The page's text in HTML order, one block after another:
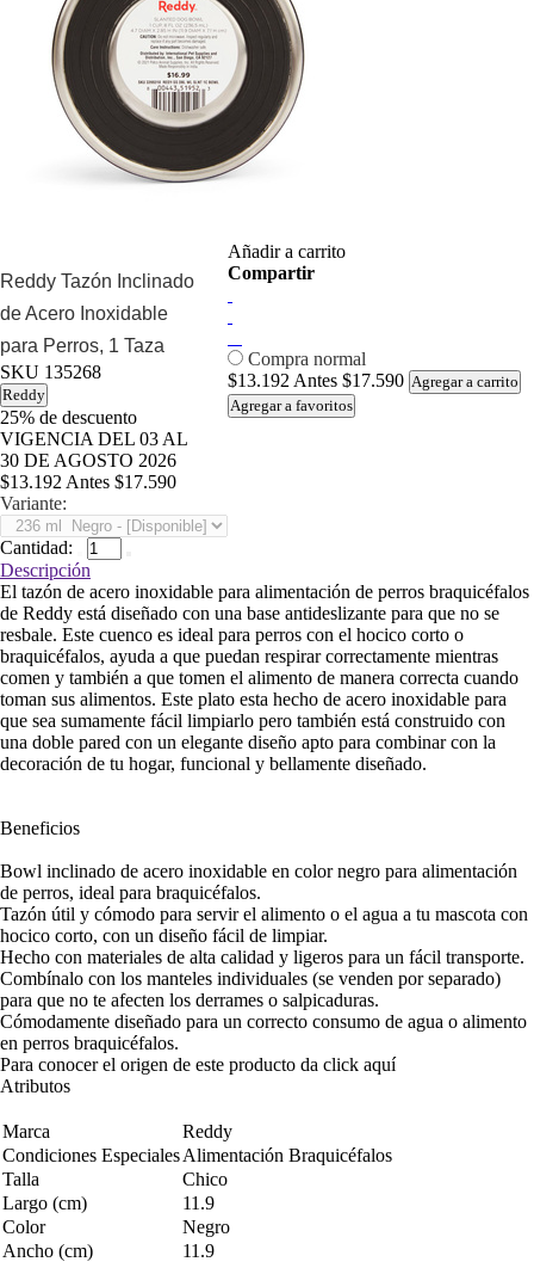
Reddy Tazón Inclinado
de Acero Inoxidable
para Perros, 1 Taza
SKU 135268
Reddy
25% de descuento
VIGENCIA DEL 03 AL
30 DE AGOSTO 2026
$13.192 Antes $17.590
Variante:
Cantidad:
Añadir a carrito
Compartir
Compra normal
$13.192 Antes $17.590 Agregar a carrito
Agregar a favoritos
Descripción
El tazón de acero inoxidable para alimentación de perros braquicéfalos
de Reddy está diseñado con una base antideslizante para que no se
resbale. Este cuenco es ideal para perros con el hocico corto o
braquicéfalos, ayuda a que puedan respirar correctamente mientras
comen y también a que tomen el alimento de manera correcta cuando
toman sus alimentos. Este plato esta hecho de acero inoxidable para
que sea sumamente fácil limpiarlo pero también está construido con
una doble pared con un elegante diseño apto para combinar con la
decoración de tu hogar, funcional y bellamente diseñado.
Beneficios
Bowl inclinado de acero inoxidable en color negro para alimentación
de perros, ideal para braquicéfalos.
Tazón útil y cómodo para servir el alimento o el agua a tu mascota con
hocico corto, con un diseño fácil de limpiar.
Hecho con materiales de alta calidad y ligeros para un fácil transporte.
Combínalo con los manteles individuales (se venden por separado)
para que no te afecten los derrames o salpicaduras.
Cómodamente diseñado para un correcto consumo de agua o alimento
en perros braquicéfalos.
Para conocer el origen de este producto da click aquí
Atributos
Marca
Reddy
Condiciones EspecialesAlimentación Braquicéfalos
Talla
Chico
Largo (cm)
11.9
Color
Negro
Ancho (cm)
11.9